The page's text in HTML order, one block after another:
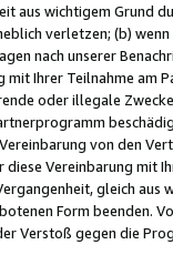
aus wichtigem Grund
verletzen; (b)
nach unserer
Ihrer Teilnahme am
oder illegale
von den
Vereinbarung mit
gleich
Form beenden.
Verstoß gegen die